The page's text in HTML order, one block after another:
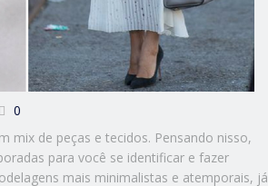
0
mix de peças e tecidos. Pensando nisso,
para você se identificar e fazer
mais minimalistas e atemporais, já